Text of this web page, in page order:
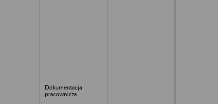
Dokumentacja
pracownicza